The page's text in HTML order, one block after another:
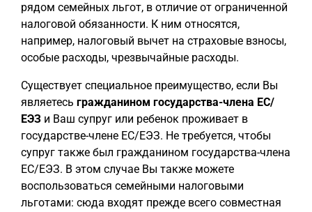
рядом семейных льгот, в отличие от ограниченной
налоговой обязанности. К ним относятся,
например, налоговый вычет на страховые взносы,
особые расходы, чрезвычайные расходы.
Существует специальное преимущество, если Вы
являетесь гражданином государства-члена ЕС/
ЕЭЗ и Ваш супруг или ребенок проживает в
государстве-члене ЕС/ЕЭЗ. Не требуется, чтобы
супруг также был гражданином государства-члена
ЕС/ЕЭЗ. В этом случае Вы также можете
воспользоваться семейными налоговыми
льготами: сюда входят прежде всего совместная